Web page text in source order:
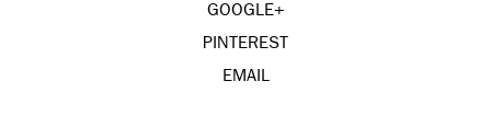
GOOGLE+
PINTEREST
EMAIL